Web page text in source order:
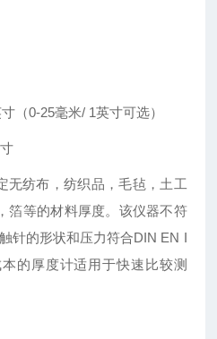
（0-25毫米/ 1英寸可选）
无纺布，纺织品，毛毡，土工
箔等的材料厚度。该仪器不符
针的形状和压力符合DIN EN I
的厚度计适用于快速比较测